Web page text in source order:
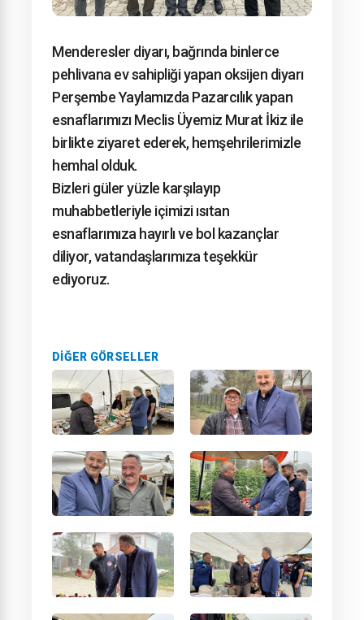
Menderesler diyarı, bağrında binlerce
pehlivana ev sahipliği yapan oksijen diyarı
Perşembe Yaylamızda Pazarcılık yapan
esnaflarımızı Meclis Üyemiz Murat İkiz ile
birlikte ziyaret ederek, hemşehrilerimizle
hemhal olduk.
Bizleri güler yüzle karşılayıp
muhabbetleriyle içimizi ısıtan
esnaflarımıza hayırlı ve bol kazançlar
diliyor, vatandaşlarımıza teşekkür
ediyoruz.
DIĞER GÖRSELLER